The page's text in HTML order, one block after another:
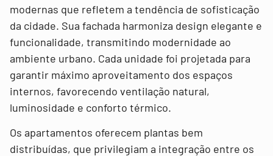
modernas que refletem a tendência de sofisticação
da cidade. Sua fachada harmoniza design elegante e
funcionalidade, transmitindo modernidade ao
ambiente urbano. Cada unidade foi projetada para
garantir máximo aproveitamento dos espaços
internos, favorecendo ventilação natural,
luminosidade e conforto térmico.
Os apartamentos oferecem plantas bem
distribuídas, que privilegiam a integração entre os